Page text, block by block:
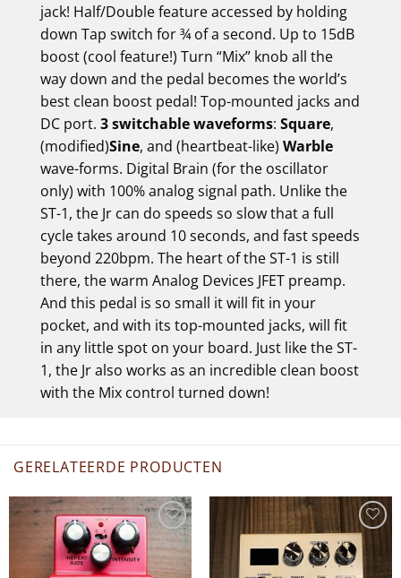
jack! Half/Double feature accessed by holding
down Tap switch for ¾ of a second. Up to 15dB
boost (cool feature!) Turn “Mix” knob all the
way down and the pedal becomes the world’s
best clean boost pedal! Top-mounted jacks and
DC port. 3 switchable waveforms: Square,
(modified)Sine, and (heartbeat-like) Warble
wave-forms. Digital Brain (for the oscillator
only) with 100% analog signal path. Unlike the
ST-1, the Jr can do speeds so slow that a full
cycle takes around 10 seconds, and fast speeds
beyond 220bpm. The heart of the ST-1 is still
there, the warm Analog Devices JFET preamp.
And this pedal is so small it will fit in your
pocket, and with its top-mounted jacks, will fit
in any little spot on your board. Just like the ST-
1, the Jr also works as an incredible clean boost
with the Mix control turned down!
GERELATEERDE PRODUCTEN